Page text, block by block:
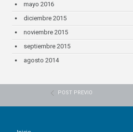
mayo 2016
diciembre 2015
noviembre 2015
septiembre 2015
agosto 2014
POST PREVIO